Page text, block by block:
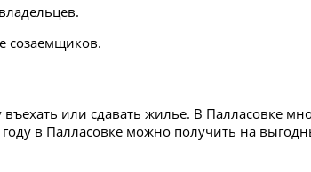
созаемщиков.
въехать или сдавать жилье. В Палласовке
в Палласовке можно получить на